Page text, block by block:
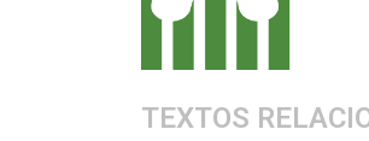
TEXTOS